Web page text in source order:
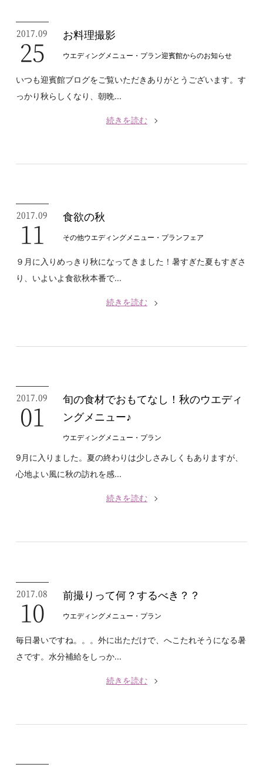
2017.09
25 お料理撮影
ウエディングメニュー・プラン迎賓館からのお知らせ
いつも迎賓館ブログをご覧いただきありがとうございます。す
っかり秋らしくなり、朝晩...
続きを読む
2017.09
11 食欲の秋
その他ウエディングメニュー・プランフェア
９月に入りめっきり秋になってきました！暑すぎた夏もすぎさ
り、いよいよ食欲秋本番で...
続きを読む
2017.09
01
旬の食材でおもてなし！秋のウエディ
ングメニュー♪
ウエディングメニュー・プラン
9月に入りました。夏の終わりは少しさみしくもありますが、
心地よい風に秋の訪れを感...
続きを読む
2017.08
10 前撮りって何？するべき？？
ウエディングメニュー・プラン
毎日暑いですね。。。外に出ただけで、へこたれそうになる暑
さです。水分補給をしっか...
続きを読む